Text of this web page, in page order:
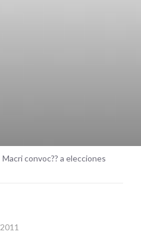
Macri convoc?? a elecciones